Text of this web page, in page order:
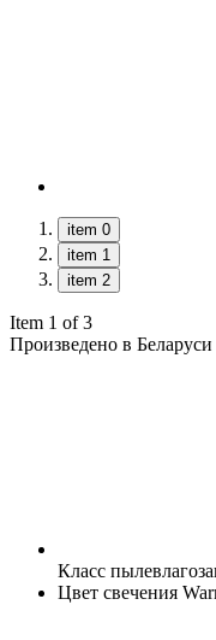
item 0
item 1
item 2
Item 1 of 3
Произведено в Беларуси
Класс
Цвет свечения